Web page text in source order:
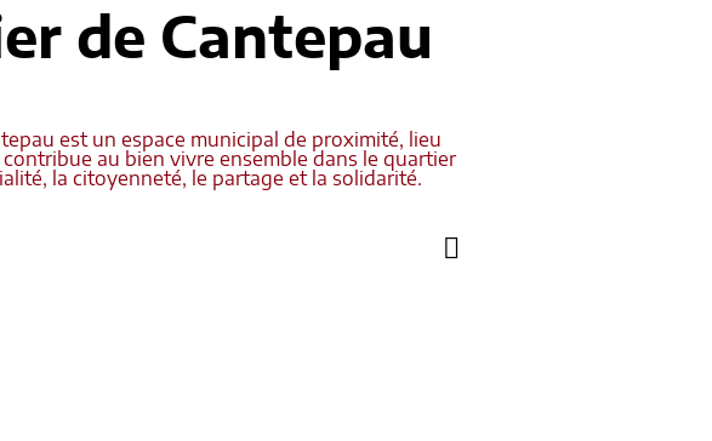
de Cantepau
est un espace municipal de proximité, lieu
au bien vivre ensemble dans le quartier
la citoyenneté, le partage et la solidarité.